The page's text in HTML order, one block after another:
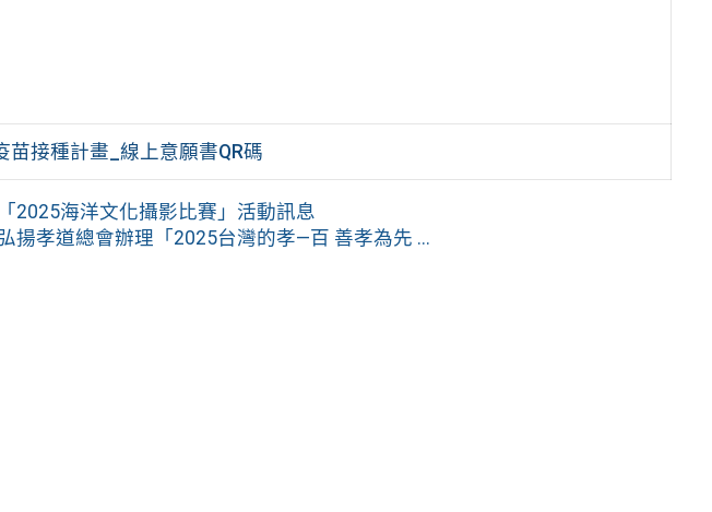
接種計畫_線上意願書QR碼
2025海洋文化攝影比賽」活動訊息
揚孝道總會辦理「2025台灣的孝—百 善孝為先 ...